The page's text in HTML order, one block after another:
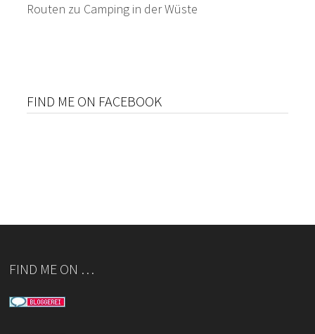
Routen zu Camping in der Wüste
FIND ME ON FACEBOOK
FIND ME ON …